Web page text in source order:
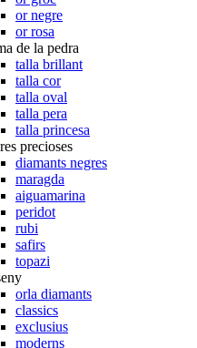
or negre
or rosa
de la pedra
talla brillant
talla cor
talla oval
talla pera
talla princesa
precioses
diamants negres
maragda
aiguamarina
peridot
rubi
safirs
topazi
orla diamants
classics
exclusius
moderns